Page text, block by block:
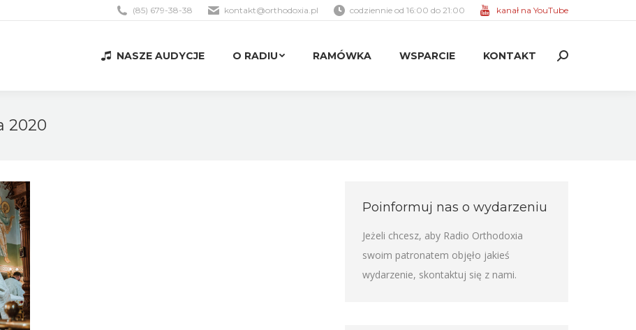
(85) 679-38-38 kontakt@orthodoxia.pl codziennie od 16:00 do 21:00 kanał na YouTube
NASZE AUDYCJE O RADIU RAMÓWKA WSPARCIE KONTAKT Search:
2020
Poinformuj nas o wydarzeniu
Jeżeli chcesz, aby Radio Orthodoxia
swoim patronatem objęło jakieś
wydarzenie, skontaktuj się z nami.